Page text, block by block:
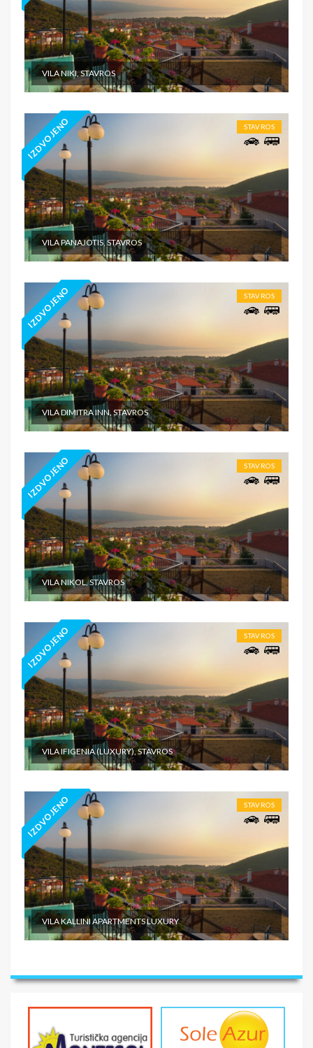
VILA NIKI, STAVROS
IZDVOJENO STAVROS
VILA PANAJOTIS, STAVROS
IZDVOJENO STAVROS
VILA DIMITRA INN, STAVROS
IZDVOJENO STAVROS
VILA NIKOL, STAVROS
IZDVOJENO STAVROS
VILA IFIGENIA (LUXURY), STAVROS
IZDVOJENO STAVROS
VILA KALLINI APARTMENTS LUXURY